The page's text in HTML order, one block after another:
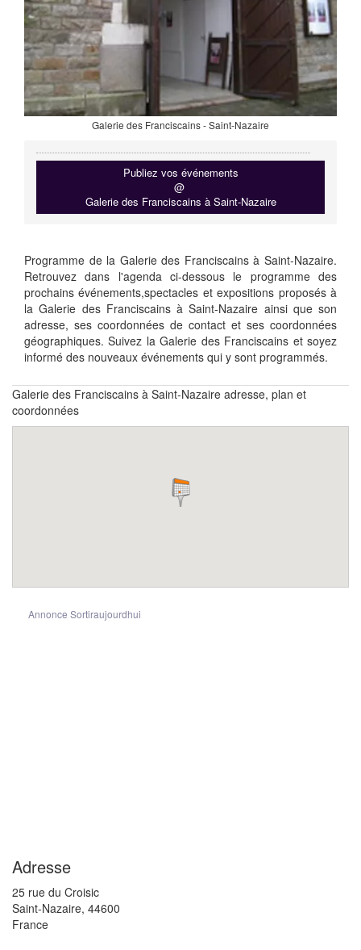
Galerie des Franciscains - Saint-Nazaire
Publiez vos événements
@
Galerie des Franciscains à Saint-Nazaire
Programme de la Galerie des Franciscains à Saint-Nazaire.
Retrouvez dans l'agenda ci-dessous le programme des
prochains événements,spectacles et expositions proposés à
la Galerie des Franciscains à Saint-Nazaire ainsi que son
adresse, ses coordonnées de contact et ses coordonnées
géographiques. Suivez la Galerie des Franciscains et soyez
informé des nouveaux événements qui y sont programmés.
Galerie des Franciscains à Saint-Nazaire adresse, plan et
coordonnées
Annonce Sortiraujourdhui
Adresse
25 rue du Croisic
Saint-Nazaire, 44600
France